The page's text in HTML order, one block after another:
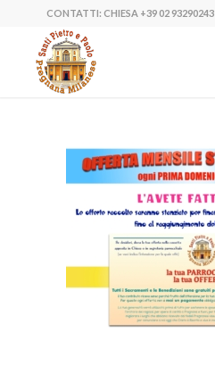
CONTATTI: CHIESA +39 02 93290243